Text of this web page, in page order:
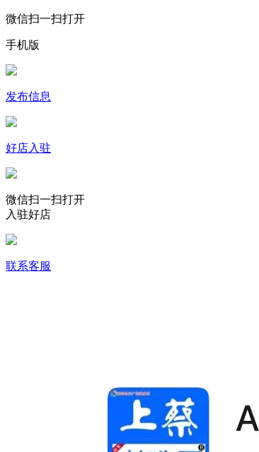
微信扫一扫打开
手机版
发布信息
好店入驻
微信扫一扫打开
入驻好店
联系客服